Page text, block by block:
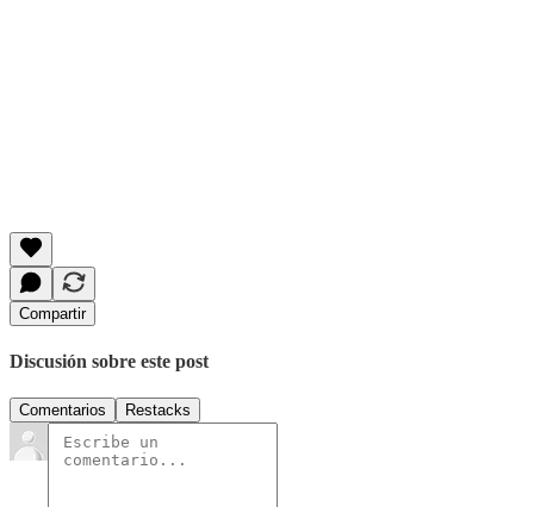
Compartir
Discusión sobre este post
Comentarios Restacks